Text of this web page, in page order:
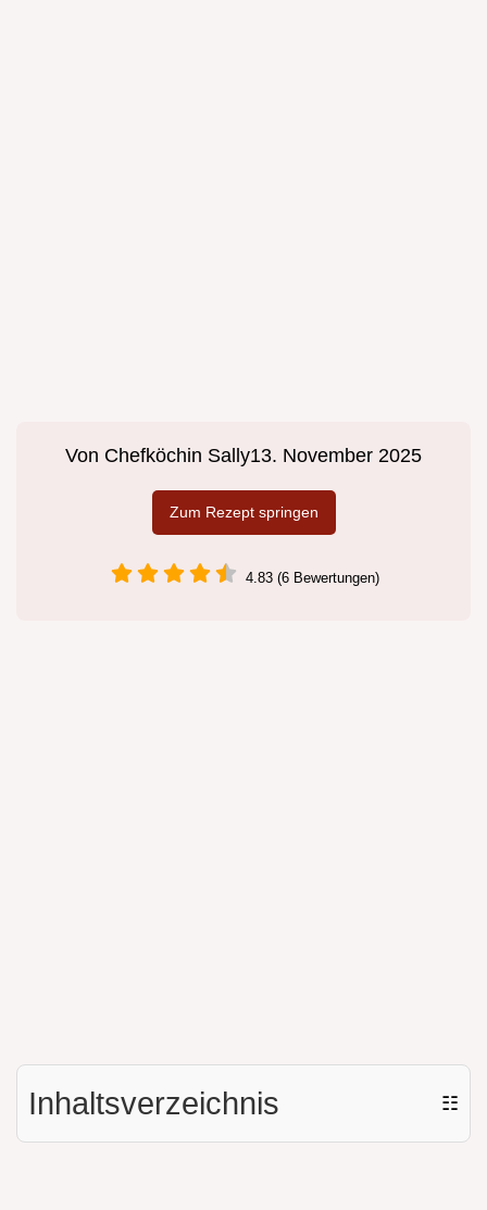
Von Chefköchin Sally13. November 2025
Zum Rezept springen
4.83 (6 Bewertungen)
Inhaltsverzeichnis ☷